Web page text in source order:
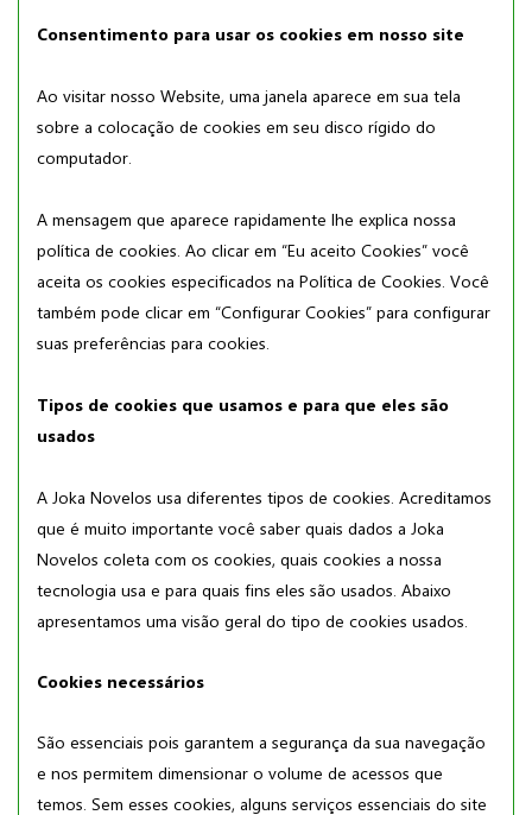
Consentimento para usar os cookies em nosso site
Ao visitar nosso Website, uma janela aparece em sua tela
sobre a colocação de cookies em seu disco rígido do
computador.
A mensagem que aparece rapidamente lhe explica nossa
política de cookies. Ao clicar em “Eu aceito Cookies” você
aceita os cookies especificados na Política de Cookies. Você
também pode clicar em “Configurar Cookies” para configurar
suas preferências para cookies.
Tipos de cookies que usamos e para que eles são
usados
A Joka Novelos usa diferentes tipos de cookies. Acreditamos
que é muito importante você saber quais dados a Joka
Novelos coleta com os cookies, quais cookies a nossa
tecnologia usa e para quais fins eles são usados. Abaixo
apresentamos uma visão geral do tipo de cookies usados.
Cookies necessários
São essenciais pois garantem a segurança da sua navegação
e nos permitem dimensionar o volume de acessos que
temos. Sem esses cookies, alguns serviços essenciais do site